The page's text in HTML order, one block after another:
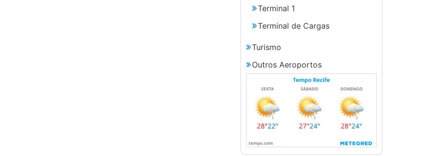
Terminal 1
Terminal de Cargas
Turismo
Outros Aeroportos